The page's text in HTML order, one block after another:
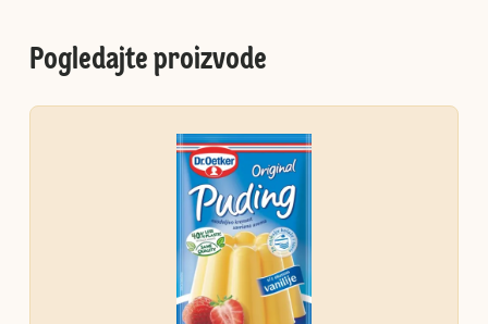
Pogledajte proizvode